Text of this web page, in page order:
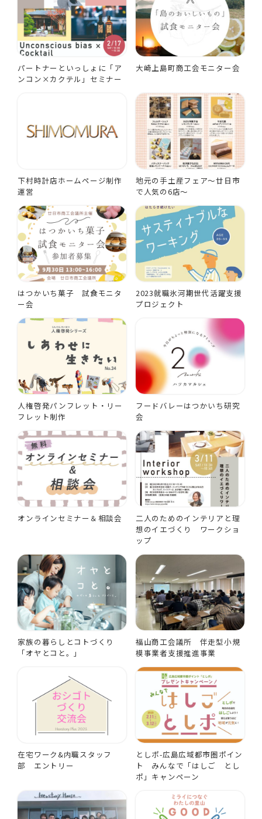
パートナーといっしょに「ア
ンコン×カクテル」セミナー
大崎上島町商工会モニター会
下村時計店ホームページ制作
運営
地元の手土産フェア～廿日市
で人気の6店～
はつかいち菓子 試食モニタ
ー会
2023就職氷河期世代活躍支援
プロジェクト
人権啓発パンフレット・リー
フレット制作
フードバレーはつかいち研究
会
オンラインセミナー＆相談会
二人のためのインテリアと理
想のイエづくり ワークショ
ップ
家族の暮らしとコトづくり
「オヤとコと。」
福山商工会議所 伴走型小規
模事業者支援推進事業
在宅ワーク&内職スタッフ
部 エントリー
としポ-広島広域都市圏ポイン
ト みんなで「はしご とし
ポ」キャンペーン